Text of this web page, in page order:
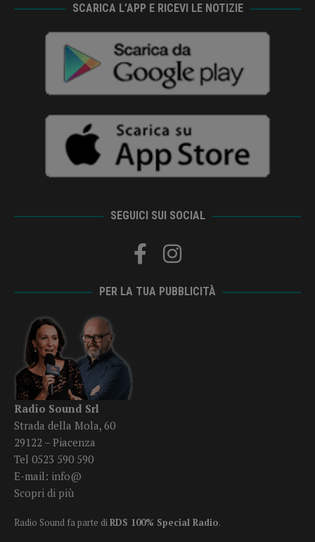
SCARICA L’APP E RICEVI LE NOTIZIE
SEGUICI SUI SOCIAL
PER LA TUA PUBBLICITÀ
Radio Sound Srl
Strada della Mola, 60
29122 – Piacenza
Tel 0523 590 590
E-mail: info@
Scopri di più
Radio Sound fa parte diRDS 100% Special Radio.